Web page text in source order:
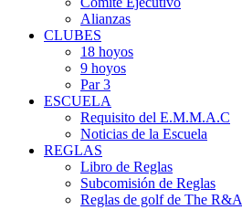
Alianzas
CLUBES
18 hoyos
9 hoyos
Par 3
ESCUELA
Requisito del E.M.M.A.C
Noticias de la Escuela
REGLAS
Libro de Reglas
Subcomisión de Reglas
Reglas de golf de The R&A